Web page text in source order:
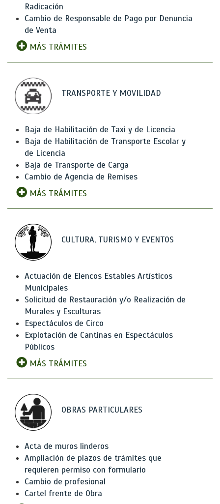
Radicación
Cambio de Responsable de Pago por Denuncia
de Venta
MÁS TRÁMITES
TRANSPORTE Y MOVILIDAD
Baja de Habilitación de Taxi y de Licencia
Baja de Habilitación de Transporte Escolar y
de Licencia
Baja de Transporte de Carga
Cambio de Agencia de Remises
MÁS TRÁMITES
CULTURA, TURISMO Y EVENTOS
Actuación de Elencos Estables Artísticos
Municipales
Solicitud de Restauración y/o Realización de
Murales y Esculturas
Espectáculos de Circo
Explotación de Cantinas en Espectáculos
Públicos
MÁS TRÁMITES
OBRAS PARTICULARES
Acta de muros linderos
Ampliación de plazos de trámites que
requieren permiso con formulario
Cambio de profesional
Cartel frente de Obra